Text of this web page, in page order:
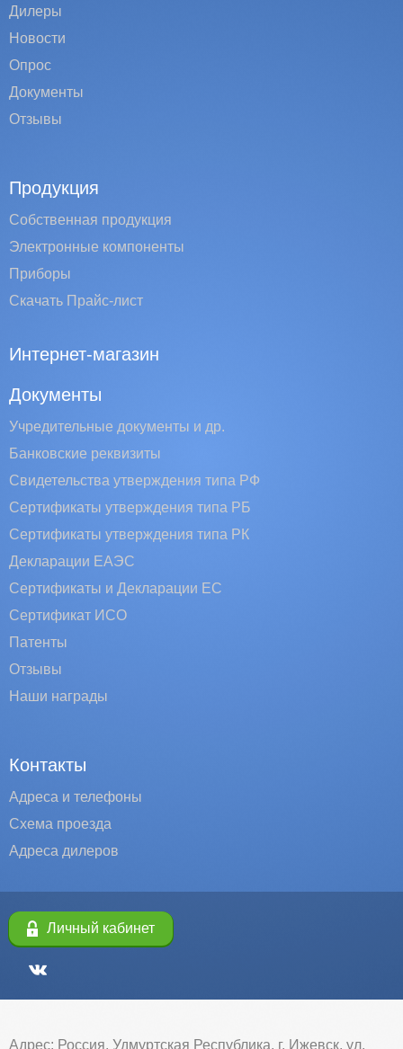
Дилеры
Новости
Опрос
Документы
Отзывы
Продукция
Собственная продукция
Электронные компоненты
Приборы
Скачать Прайс-лист
Интернет-магазин
Документы
Учредительные документы и др.
Банковские реквизиты
Свидетельства утверждения типа РФ
Сертификаты утверждения типа РБ
Сертификаты утверждения типа РК
Декларации ЕАЭС
Сертификаты и Декларации EC
Сертификат ИСО
Патенты
Отзывы
Наши награды
Контакты
Адреса и телефоны
Схема проезда
Адреса дилеров
Личный кабинет
Адрес: Россия, Удмуртская Республика, г. Ижевск, ул.